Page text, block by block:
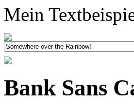
Mein
Bank Sans